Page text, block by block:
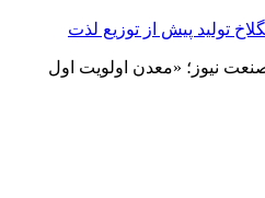
تولید پیش از توزیع لذت
نیوز؛ «معدن اولویت اول